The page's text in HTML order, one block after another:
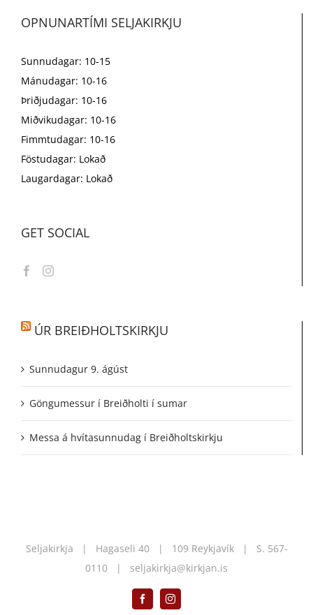
OPNUNARTÍMI SELJAKIRKJU
Sunnudagar: 10-15
Mánudagar: 10-16
Þriðjudagar: 10-16
Miðvikudagar: 10-16
Fimmtudagar: 10-16
Föstudagar: Lokað
Laugardagar: Lokað
GET SOCIAL
ÚR BREIÐHOLTSKIRKJU
Sunnudagur 9. ágúst
Göngumessur í Breiðholti í sumar
Messa á hvítasunnudag í Breiðholtskirkju
Seljakirkja | Hagaseli 40 | 109 Reykjavík | S. 567-
0110 | seljakirkja@kirkjan.is
FacebookInstagram